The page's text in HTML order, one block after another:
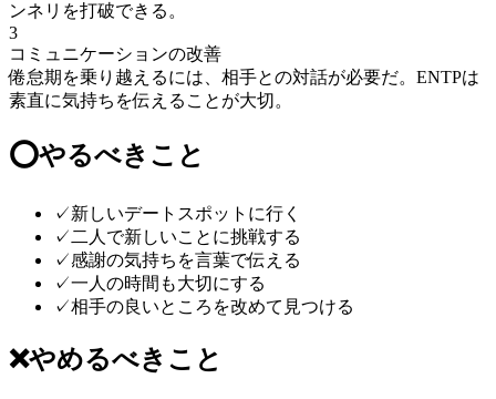
ンネリを打破できる。
3
コミュニケーションの改善
倦怠期を乗り越えるには、相手との対話が必要だ。ENTPは
素直に気持ちを伝えることが大切。
⭕やるべきこと
✓新しいデートスポットに行く
✓ 二人で新しいことに挑戦する
✓感謝の気持ちを言葉で伝える
✓一人の時間も大切にする
✓相手の良いところを改めて見つける
❌やめるべきこと